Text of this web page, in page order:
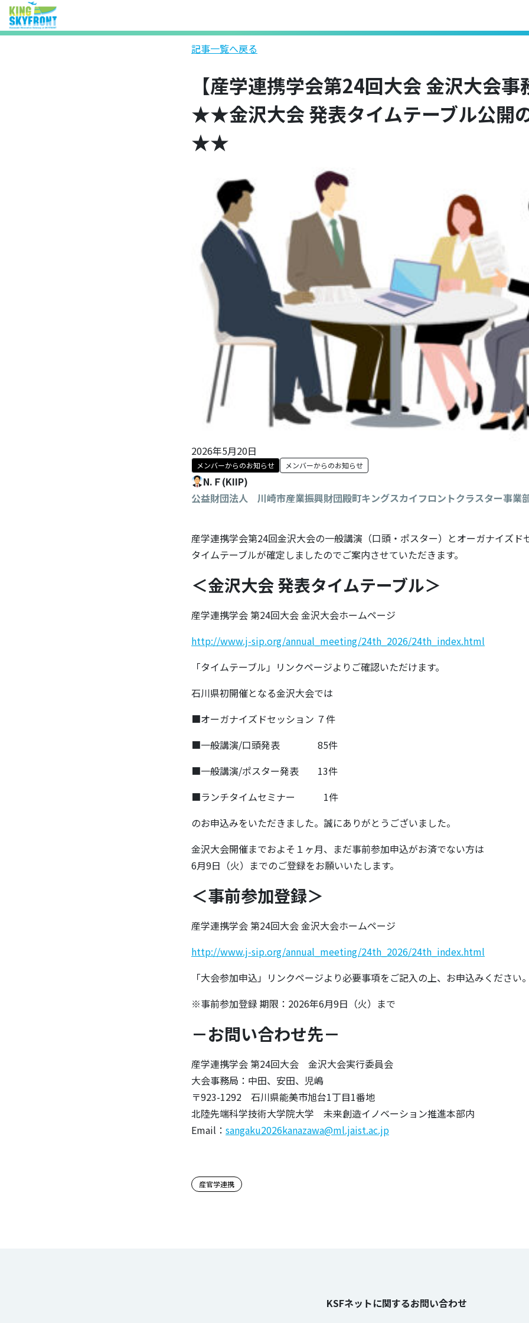
記事一覧へ戻る
【産学連携学会第24回大会 金沢大会事
★★金沢大会 発表タイムテーブル公開
★★
2026年5月20日
メンバーからのお知らせ メンバーからのお知らせ
N.Ｆ(KIIP)
公益財団法人 川崎市産業振興財団殿町キングスカイフロントクラスター事業
産学連携学会第24回金沢大会の一般講演（口頭・ポスター）とオーガナイズド
タイムテーブルが確定しましたのでご案内させていただきます。
＜金沢大会 発表タイムテーブル＞
産学連携学会 第24回大会 金沢大会ホームページ
http://www.j-sip.org/annual_meeting/24th_2026/24th_index.html
「タイムテーブル」リンクページよりご確認いただけます。
石川県初開催となる金沢大会では
■オーガナイズドセッション ７件
■一般講演/口頭発表 85件
■一般講演/ポスター発表 13件
■ランチタイムセミナー 1件
のお申込みをいただきました。誠にありがとうございました。
金沢大会開催までおよそ１ヶ月、まだ事前参加申込がお済でない方は
6月9日（火）までのご登録をお願いいたします。
＜事前参加登録＞
産学連携学会 第24回大会 金沢大会ホームページ
http://www.j-sip.org/annual_meeting/24th_2026/24th_index.html
「大会参加申込」リンクページより必要事項をご記入の上、お申込みください
※事前参加登録 期限：2026年6月9日（火）まで
－お問い合わせ先－
産学連携学会 第24回大会 金沢大会実行委員会
大会事務局：中田、安田、児嶋
〒923-1292 石川県能美市旭台1丁目1番地
北陸先端科学技術大学院大学 未来創造イノベーション推進本部内
Email： sangaku2026kanazawa@ml.jaist.ac.jp
この記事のタグ
産官学連携
KSFネットに関するお問い合わせ